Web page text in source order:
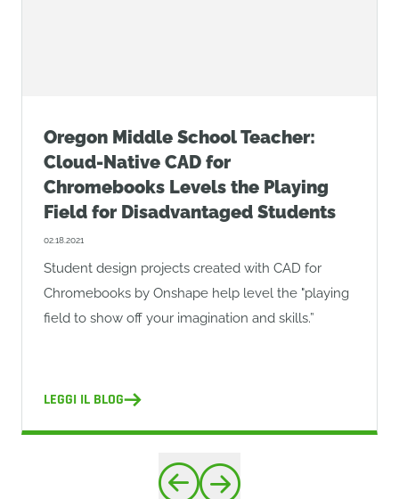
Oregon Middle School Teacher:
Cloud-Native CAD for
Chromebooks Levels the Playing
Field for Disadvantaged Students
02.18.2021
Student design projects created with CAD for
Chromebooks by Onshape help level the "playing
field to show off your imagination and skills.”
LEGGI IL BLOG